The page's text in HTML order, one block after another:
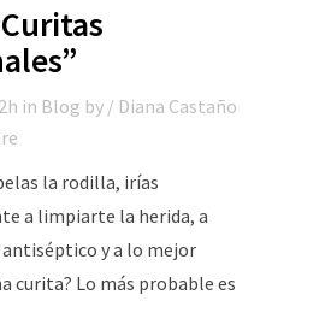
in Blog by / Diana Castaño
la rodilla, irías
a limpiarte la herida, a
y a lo mejor
curita? Lo más probable es